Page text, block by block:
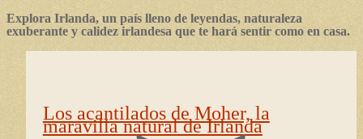
Explora Irlanda, un país lleno de leyendas, naturaleza
exuberante y calidez irlandesa que te hará sentir como en casa.
Los acantilados de Moher, la
maravilla natural de Irlanda